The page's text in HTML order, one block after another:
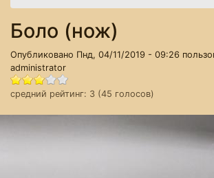
Боло (нож)
Опубликовано Пнд, 04/11/2019 - 09:26
administrator
средний рейтинг: 3 (45 голосов)